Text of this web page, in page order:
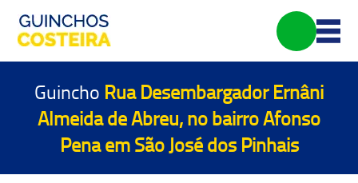
Guincho Rua Desembargador Ernâni
Almeida de Abreu, no bairro Afonso
Pena em São José dos Pinhais